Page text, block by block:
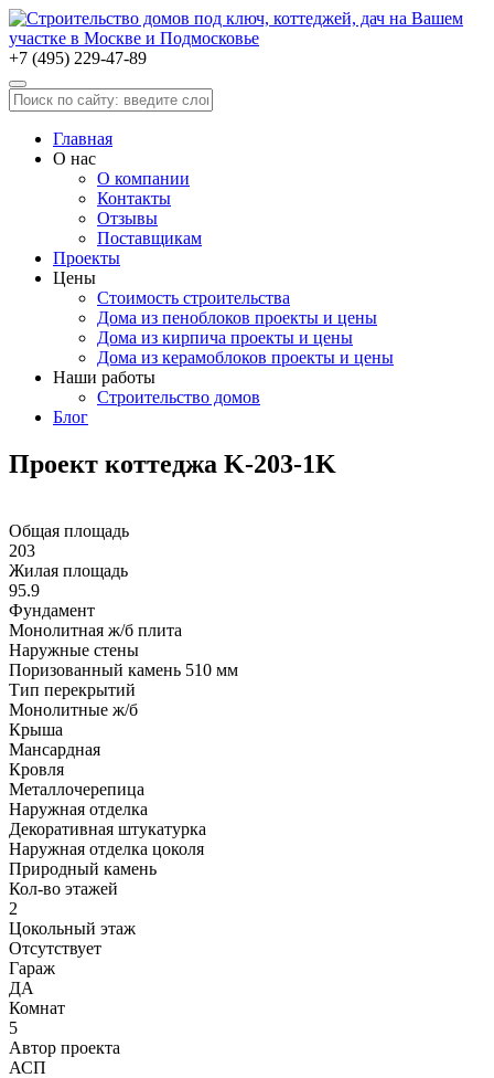
+7 (495) 229-47-89
Главная
О нас
О компании
Контакты
Отзывы
Поставщикам
Проекты
Цены
Стоимость строительства
Дома из пеноблоков проекты и цены
Дома из кирпича проекты и цены
Дома из керамоблоков проекты и цены
Наши работы
Строительство домов
Блог
Проект коттеджа K-203-1K
Общая площадь
203
Жилая площадь
95.9
Фундамент
Монолитная ж/б плита
Наружные стены
Поризованный камень 510 мм
Тип перекрытий
Монолитные ж/б
Крыша
Мансардная
Кровля
Металлочерепица
Наружная отделка
Декоративная штукатурка
Наружная отделка цоколя
Природный камень
Кол-во этажей
2
Цокольный этаж
Отсутствует
Гараж
ДА
Комнат
5
Автор проекта
АСП